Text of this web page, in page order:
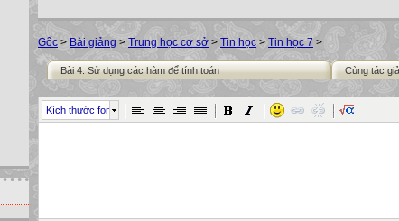
Gốc > Bài giảng > Trung học cơ sở > Tin học > Tin học 7 >
Bài 4. Sử dụng các hàm để tính toán Cùng tác giả
Kích thước font